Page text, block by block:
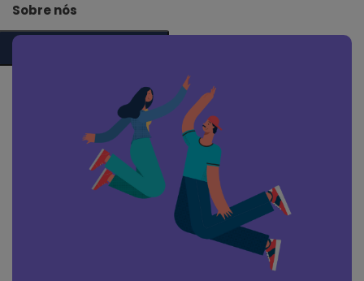
F
o
Sobre nós